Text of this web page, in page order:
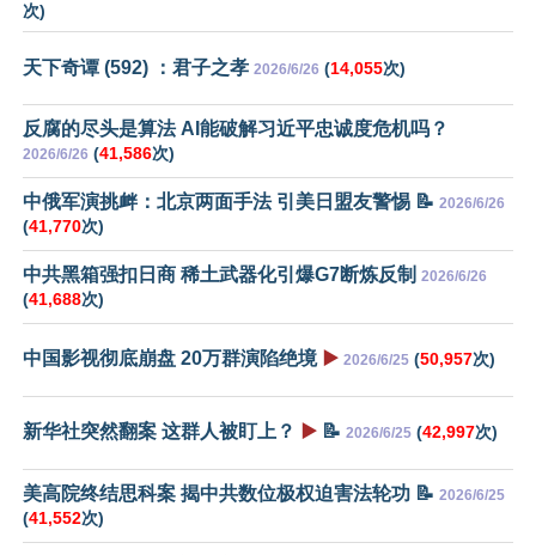
次)
天下奇谭 (592) ：君子之孝 2026/6/26 (14,055次)
反腐的尽头是算法 AI能破解习近平忠诚度危机吗？
2026/6/26 (41,586次)
中俄军演挑衅：北京两面手法 引美日盟友警惕 📝 2026/6/26
(41,770次)
中共黑箱强扣日商 稀土武器化引爆G7断炼反制 2026/6/26
(41,688次)
中国影视彻底崩盘 20万群演陷绝境 ▶️ 2026/6/25 (50,957次)
新华社突然翻案 这群人被盯上？ ▶️ 📝 2026/6/25 (42,997次)
美高院终结思科案 揭中共数位极权迫害法轮功 📝 2026/6/25
(41,552次)